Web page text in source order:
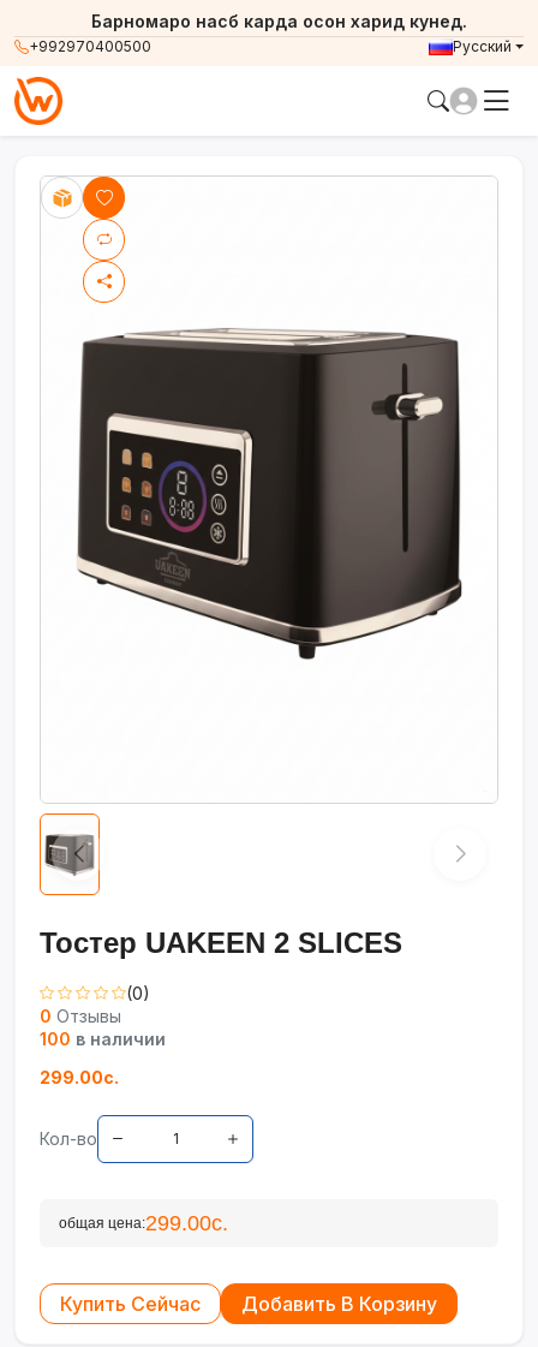
+992970400500
Барномаро насб карда осон харид кунед.
Русский
Тостер UAKEEΝ 2 SLICES
(0)
0 Отзывы
100 в наличии
299.00с.
Кол-во
общая цена:299.00с.
Купить Сейчас Добавить В Корзину